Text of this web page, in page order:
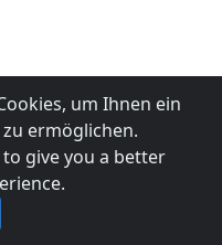
um Ihnen ein
ermöglichen.
give you a better